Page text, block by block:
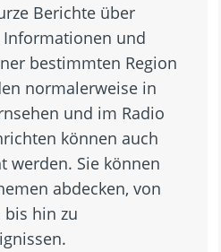
Berichte über
Informationen und
bestimmten Region
normalerweise in
und im Radio
können auch
werden. Sie können
abdecken, von
bis hin zu